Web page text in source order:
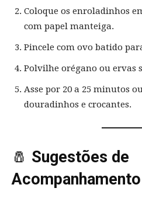
Coloque os enroladinhos
com papel manteiga.
Pincele com ovo batido
Polvilhe orégano ou ervas
Asse por 20 a 25 minutos
douradinhos e crocantes.
🧂 Sugestões de
Acompanhamento